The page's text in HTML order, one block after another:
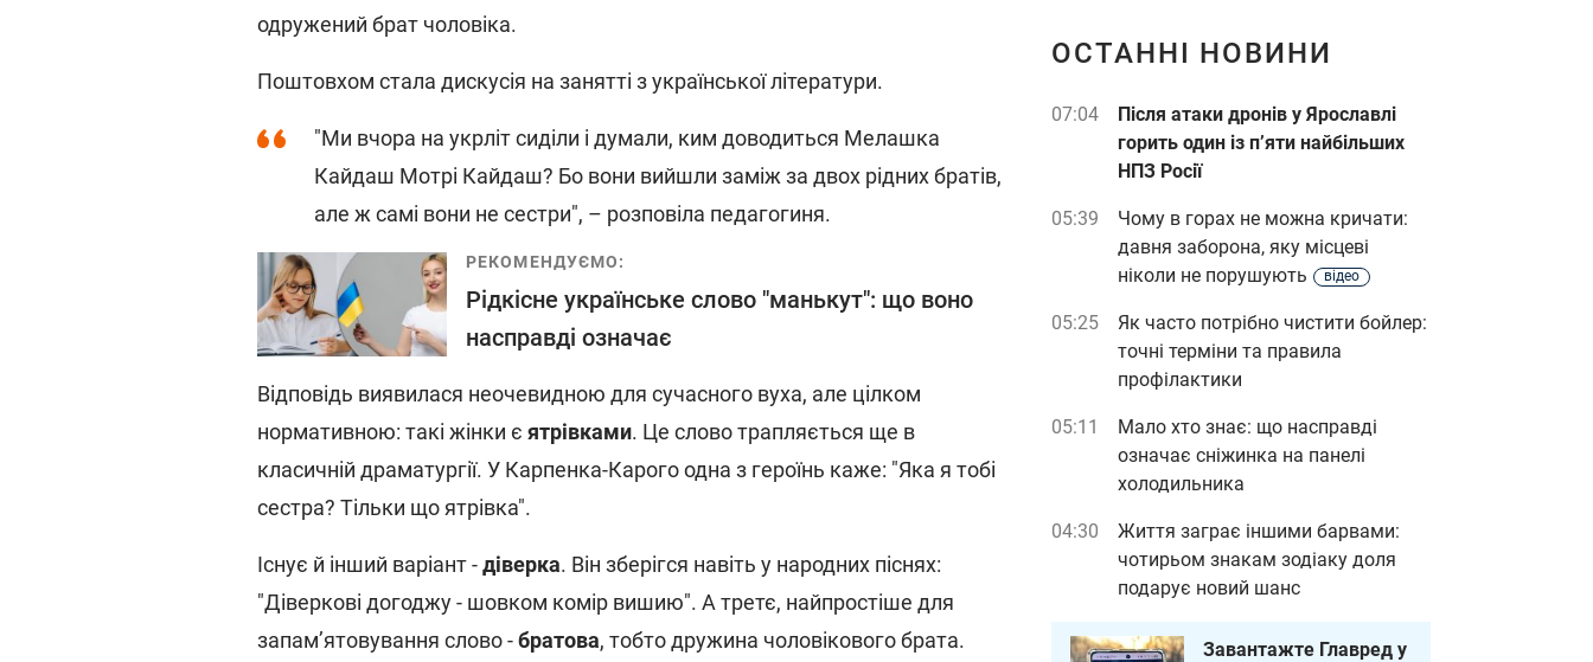
одружений брат чоловіка.
Поштовхом стала дискусія на занятті з української літератури.
"Ми вчора на укрліт сиділи і думали, ким доводиться Мелашка
Кайдаш Мотрі Кайдаш? Бо вони вийшли заміж за двох рідних братів,
але ж самі вони не сестри", – розповіла педагогиня.
РЕКОМЕНДУЄМО:
Рідкісне українське слово "манькут": що воно
насправді означає
Відповідь виявилася неочевидною для сучасного вуха, але цілком
нормативною: такі жінки є ятрівками. Це слово трапляється ще в
класичній драматургії. У Карпенка‑Карого одна з героїнь каже: "Яка я тобі
сестра? Тільки що ятрівка".
Існує й інший варіант -діверка. Він зберігся навіть у народних піснях:
"Діверкові догоджу - шовком комір вишию". А третє, найпростіше для
запам’ятовування слово -братова, тобто дружина чоловікового брата.
ОСТАННІ НОВИНИ
07:04
Після атаки дронів у Ярославлі
горить один із п’яти найбільших
НПЗ Росії
05:39
Чому в горах не можна кричати:
давня заборона, яку місцеві
ніколи не порушують
відео
05:25
Як часто потрібно чистити бойлер:
точні терміни та правила
профілактики
05:11
Мало хто знає: що насправді
означає сніжинка на панелі
холодильника
04:30
Життя заграє іншими барвами:
чотирьом знакам зодіаку доля
подарує новий шанс
Завантажте Главред у